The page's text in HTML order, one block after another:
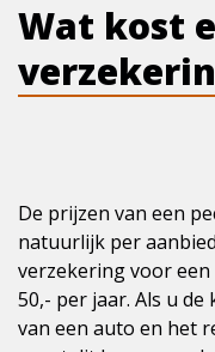
Wat kost
De prijzen van een
natuurlijk per
verzekering voor
50,- per jaar. Als u
van een auto en het